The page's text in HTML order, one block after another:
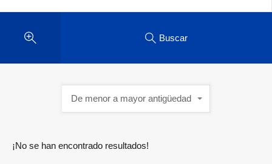
Buscar
De menor a mayor antigüedad
¡No se han encontrado resultados!